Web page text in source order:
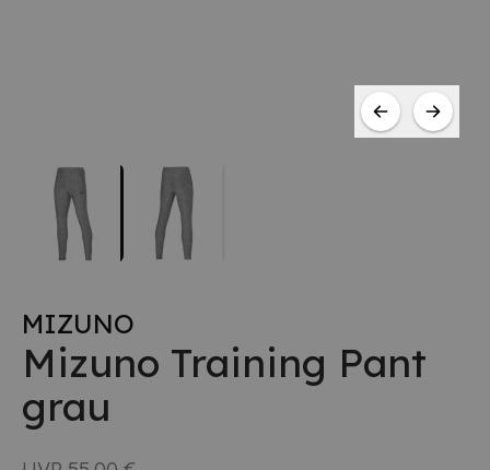
MIZUNO
Mizuno Training Pant
grau